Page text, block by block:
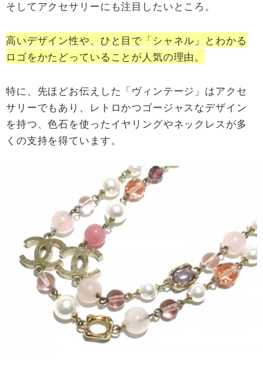
そしてアクセサリーにも注目したいところ。
高いデザイン性や、ひと目で「シャネル」とわかる
ロゴをかたどっていることが人気の理由。
特に、先ほどお伝えした「ヴィンテージ」はアクセ
サリーでもあり、レトロかつゴージャスなデザイン
を持つ、色石を使ったイヤリングやネックレスが多
くの支持を得ています。